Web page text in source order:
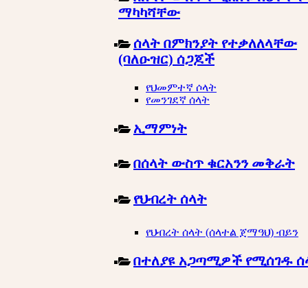
ማካካሻቸው
ሰላት በምክንያት የተቃለለላቸው
(ባለዑዝር) ሰጋጆች
የህመምተኛ ሶላት
የመንገደኛ ሰላት
ኢማምነት
በሰላት ውስጥ ቁርአንን መቅራት
የህብረት ሰላት
የህብረት ሰላት (ሰላተል ጀማዓህ) ብይን
በተለያዩ አጋጣሚዎች የሚሰገዱ